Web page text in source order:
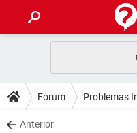
CELULAR
OUTLOOK
DICAS
JOGOS
DOWNLOADS
Fórum Problemas
Anterior